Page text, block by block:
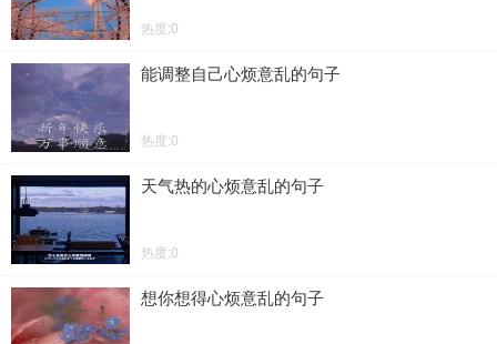
热度:0
能调整自己心烦意乱的句子
热度:0
天气热的心烦意乱的句子
热度:0
想你想得心烦意乱的句子